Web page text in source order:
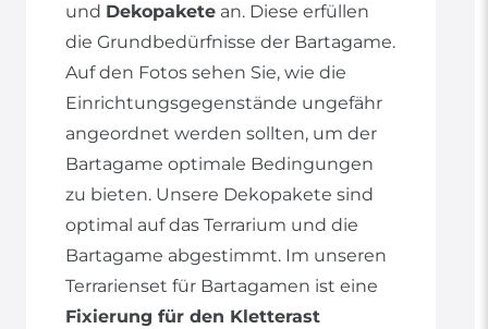
und Dekopakete an. Diese erfüllen
die Grundbedürfnisse der Bartagame.
Auf den Fotos sehen Sie, wie die
Einrichtungsgegenstände ungefähr
angeordnet werden sollten, um der
Bartagame optimale Bedingungen
zu bieten. Unsere Dekopakete sind
optimal auf das Terrarium und die
Bartagame abgestimmt. Im unseren
Terrarienset für Bartagamen ist eine
Fixierung für den Kletterast